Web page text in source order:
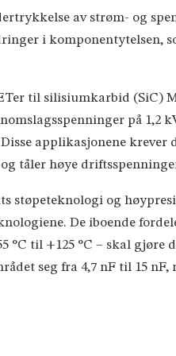
av strøm- og
i komponentytelsen,
til silisiumkarbid (SiC)
på 1,2
applikasjonene krever
tåler høye
støpeteknologi og
De iboende
til +125 °C – skal gjøre
seg fra 4,7 nF til 15 nF,